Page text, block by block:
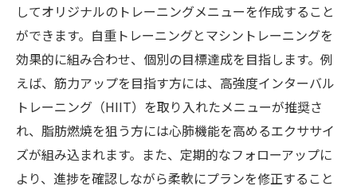
してオリジナルのトレーニングメニューを作成すること
ができます。自重トレーニングとマシントレーニングを
効果的に組み合わせ、個別の目標達成を目指します。例
えば、筋力アップを目指す方には、高強度インターバル
トレーニング（HIIT）を取り入れたメニューが推奨さ
れ、脂肪燃焼を狙う方には心肺機能を高めるエクササイ
ズが組み込まれます。また、定期的なフォローアップに
より、進捗を確認しながら柔軟にプランを修正すること